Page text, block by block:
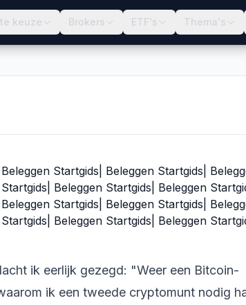
keuze Brokers ETF's Thema's
Startgids| Beleggen Startgids|
Beleggen Startgids| Beleggen
Startgids| Beleggen Startgids|
Beleggen Startgids| Beleggen
ik eerlijk gezegd: "Weer een Bitcoin-
ik een tweede cryptomunt nodig